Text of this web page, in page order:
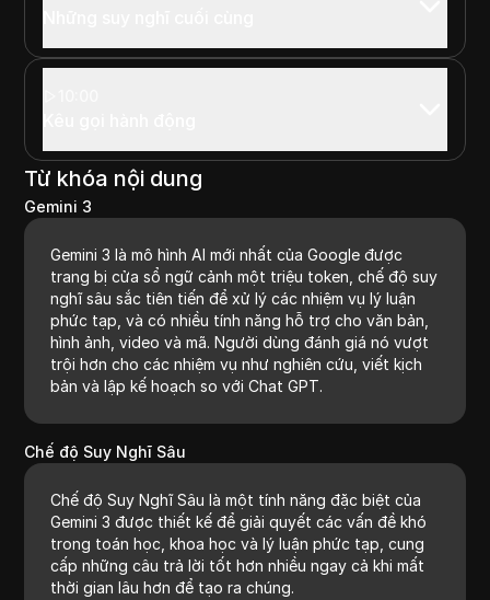
Từ khóa nội dung
Gemini 3
Gemini 3 là mô hình AI mới nhất của Google được
trang bị cửa sổ ngữ cảnh một triệu token, chế độ suy
nghĩ sâu sắc tiên tiến để xử lý các nhiệm vụ lý luận
phức tạp, và có nhiều tính năng hỗ trợ cho văn bản,
hình ảnh, video và mã. Người dùng đánh giá nó vượt
trội hơn cho các nhiệm vụ như nghiên cứu, viết kịch
bản và lập kế hoạch so với Chat GPT.
Chế độ Suy Nghĩ Sâu
Chế độ Suy Nghĩ Sâu là một tính năng đặc biệt của
Gemini 3 được thiết kế để giải quyết các vấn đề khó
trong toán học, khoa học và lý luận phức tạp, cung
cấp những câu trả lời tốt hơn nhiều ngay cả khi mất
thời gian lâu hơn để tạo ra chúng.